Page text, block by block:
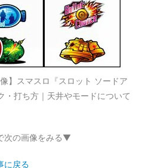
像】スマスロ『スロット ソードア
・打ち方｜天井やモードについて
次の画像をみる▼
に戻る